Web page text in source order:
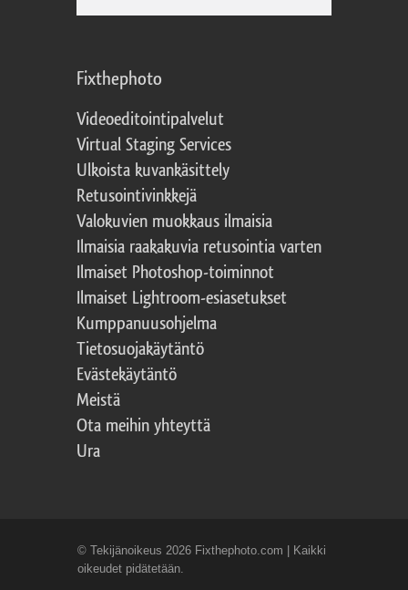
Fixthephoto
Videoeditointipalvelut
Virtual Staging Services
Ulkoista kuvankäsittely
Retusointivinkkejä
Valokuvien muokkaus ilmaisia
Ilmaisia raakakuvia retusointia varten
Ilmaiset Photoshop-toiminnot
Ilmaiset Lightroom-esiasetukset
Kumppanuusohjelma
Tietosuojakäytäntö
Evästekäytäntö
Meistä
Ota meihin yhteyttä
Ura
© Tekijänoikeus 2026 Fixthephoto.com | Kaikki
oikeudet pidätetään.